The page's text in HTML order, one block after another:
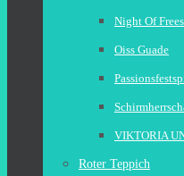
Night Of
Oiss Guade
VIKTORIA
Roter Teppich